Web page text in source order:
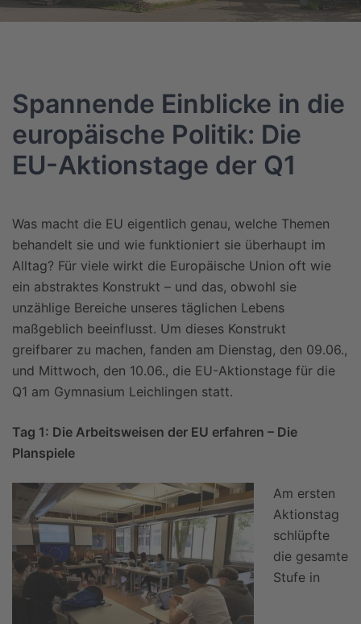
Spannende Einblicke in die
europäische Politik: Die
EU-Aktionstage der Q1
Was macht die EU eigentlich genau, welche Themen
behandelt sie und wie funktioniert sie überhaupt im
Alltag? Für viele wirkt die Europäische Union oft wie
ein abstraktes Konstrukt – und das, obwohl sie
unzählige Bereiche unseres täglichen Lebens
maßgeblich beeinflusst. Um dieses Konstrukt
greifbarer zu machen, fanden am Dienstag, den 09.06.,
und Mittwoch, den 10.06., die EU-Aktionstage für die
Q1 am Gymnasium Leichlingen statt.
Tag 1: Die Arbeitsweisen der EU erfahren – Die
Planspiele
Am ersten
Aktionstag
schlüpfte
die gesamte
Stufe in